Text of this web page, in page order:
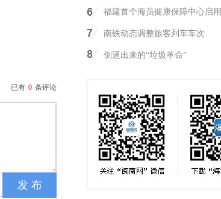
已有 0 条评论
福建首个海员健康保障中心启用
南铁动态调整旅客列车车次
倒逼出来的“垃圾革命”